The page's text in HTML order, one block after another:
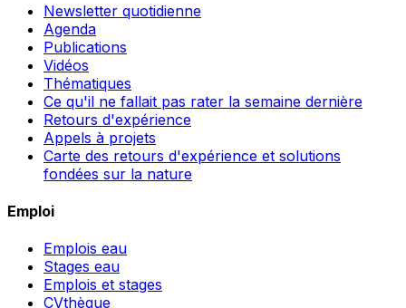
Newsletter quotidienne
Agenda
Publications
Vidéos
Thématiques
Ce qu'il ne fallait pas rater la semaine dernière
Retours d'expérience
Appels à projets
Carte des retours d'expérience et solutions
fondées sur la nature
Emploi
Emplois eau
Stages eau
Emplois et stages
CVthèque